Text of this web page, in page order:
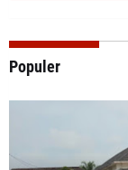
Populer